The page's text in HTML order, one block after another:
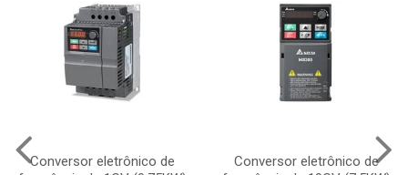
Conversor eletrônico de
Conversor eletrônico de